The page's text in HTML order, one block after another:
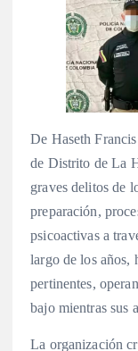
De Haseth
de Distrito de La
graves delitos de
preparación,
psicoactivas a
largo de los años,
pertinentes,
bajo mientras sus
La organización